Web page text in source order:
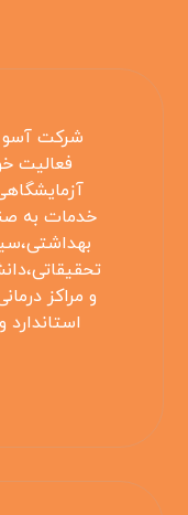
شرکت آسو
فعالیت
خدمات به
و مراکز
استاندارد